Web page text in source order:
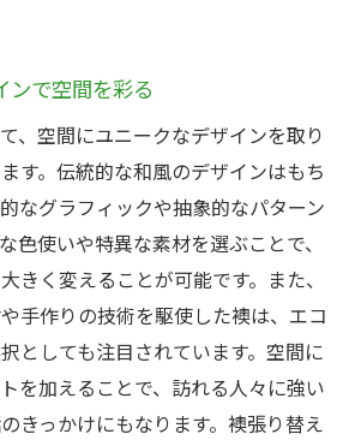
ンで空間を彩る
、空間にユニークなデザインを取り
す。伝統的な和風のデザインはもち
なグラフィックや抽象的なパターン
色使いや特異な素材を選ぶことで、
きく変えることが可能です。また、
手作りの技術を駆使した襖は、エコ
としても注目されています。空間に
を加えることで、訪れる人々に強い
きっかけにもなります。襖張り替え